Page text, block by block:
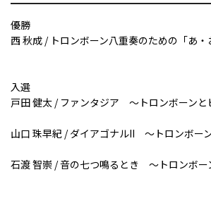
優勝
西 秋成 / トロンボーン八重奏のための「あ・
入選
戸田 健太 / ファンタジア ～トロンボーンと
山口 珠早紀 / ダイアゴナルII ～トロンボー
石渡 智崇 / 音の七つ鳴るとき ～トロンボー